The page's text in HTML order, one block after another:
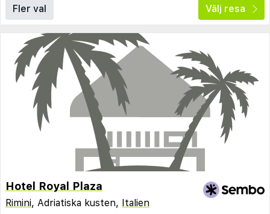
Fler val Välj resa
Hotel Royal Plaza
Rimini, Adriatiska kusten, Italien